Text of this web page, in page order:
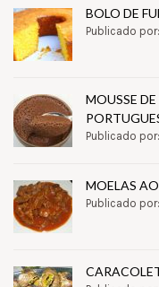
BOLO DE
Publicado
MOUSSE
Publicado
MOELAS
Publicado